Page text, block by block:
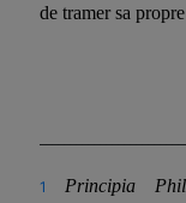
de tramer sa
1
Principia